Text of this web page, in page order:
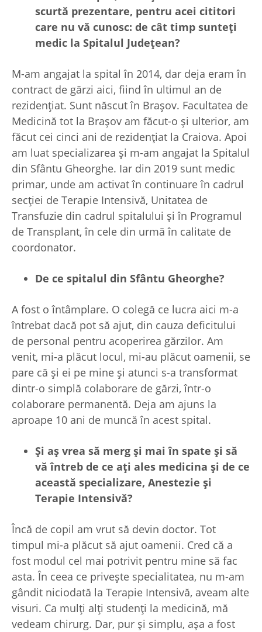
scurtă prezentare, pentru acei cititori
care nu vă cunosc: de cât timp sunteți
medic la Spitalul Județean?
M-am angajat la spital în 2014, dar deja eram în
contract de gărzi aici, fiind în ultimul an de
rezidențiat. Sunt născut în Brașov. Facultatea de
Medicină tot la Brașov am făcut-o și ulterior, am
făcut cei cinci ani de rezidențiat la Craiova. Apoi
am luat specializarea și m-am angajat la Spitalul
din Sfântu Gheorghe. Iar din 2019 sunt medic
primar, unde am activat în continuare în cadrul
secției de Terapie Intensivă, Unitatea de
Transfuzie din cadrul spitalului și în Programul
de Transplant, în cele din urmă în calitate de
coordonator.
De ce spitalul din Sfântu Gheorghe?
A fost o întâmplare. O colegă ce lucra aici m-a
întrebat dacă pot să ajut, din cauza deficitului
de personal pentru acoperirea gărzilor. Am
venit, mi-a plăcut locul, mi-au plăcut oamenii, se
pare că și ei pe mine și atunci s-a transformat
dintr-o simplă colaborare de gărzi, într-o
colaborare permanentă. Deja am ajuns la
aproape 10 ani de muncă în acest spital.
Și aș vrea să merg și mai în spate și să
vă întreb de ce ați ales medicina și de ce
această specializare, Anestezie și
Terapie Intensivă?
Încă de copil am vrut să devin doctor. Tot
timpul mi-a plăcut să ajut oamenii. Cred că a
fost modul cel mai potrivit pentru mine să fac
asta. În ceea ce privește specialitatea, nu m-am
gândit niciodată la Terapie Intensivă, aveam alte
visuri. Ca mulți alți studenți la medicină, mă
vedeam chirurg. Dar, pur și simplu, așa a fost